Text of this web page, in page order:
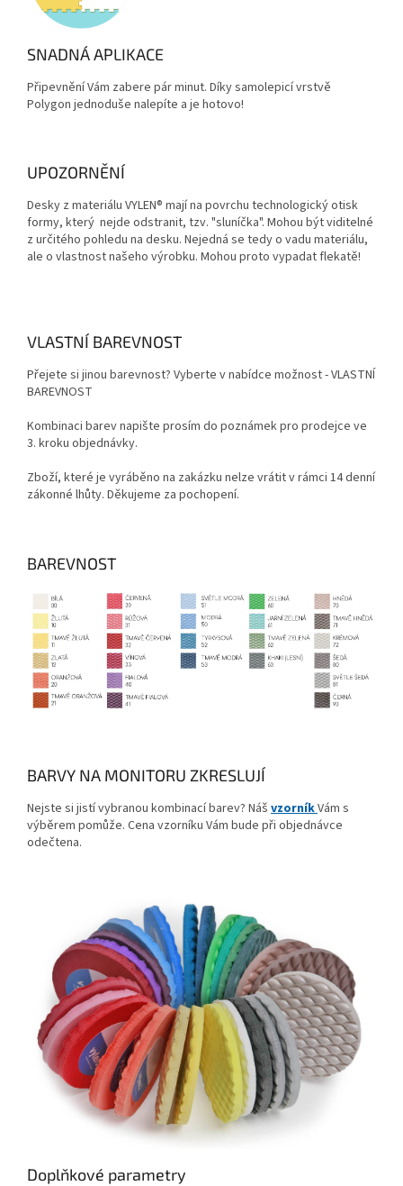
SNADNÁ APLIKACE
Připevnění Vám zabere pár minut. Díky samolepicí vrstvě
Polygon jednoduše nalepíte a je hotovo!
UPOZORNĚNÍ
Desky z materiálu VYLEN® mají na povrchu technologický otisk
formy, který nejde odstranit, tzv. "sluníčka". Mohou být viditelné
z určitého pohledu na desku. Nejedná se tedy o vadu materiálu,
ale o vlastnost našeho výrobku. Mohou proto vypadat flekatě!
VLASTNÍ BAREVNOST
Přejete si jinou barevnost? Vyberte v nabídce možnost - VLASTNÍ
BAREVNOST
Kombinaci barev napište prosím do poznámek pro prodejce ve
3. kroku objednávky.
Zboží, které je vyráběno na zakázku nelze vrátit v rámci 14 denní
zákonné lhůty. Děkujeme za pochopení.
BAREVNOST
BARVY NA MONITORU ZKRESLUJÍ
Nejste si jistí vybranou kombinací barev? Náš vzorníkVám s
výběrem pomůže. Cena vzorníku Vám bude při objednávce
odečtena.
Doplňkové parametry